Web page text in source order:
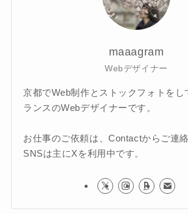
maaagram
Webデザイナー
京都でWeb制作とストックフォトをし
ランスのWebデザイナーです。
お仕事のご依頼は、Contactからご連絡
SNSは主にXを利用中です。